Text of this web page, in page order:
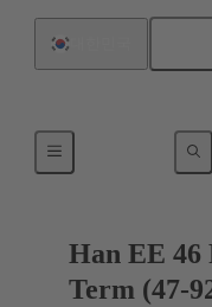
최대 16 A의 전류
Han EE 46
Term (47-